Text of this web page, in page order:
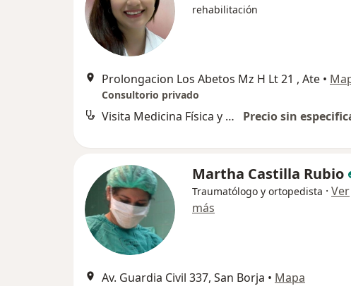
rehabilitación
Prolongacion Los Abetos Mz H Lt 21 , Ate •
Consultorio privado
Visita Medicina Física y Rehabilitación Precio sin
Martha Castilla Rubio
Traumatólogo y ortopedista · Ver
más
Av. Guardia Civil 337, San Borja • Mapa